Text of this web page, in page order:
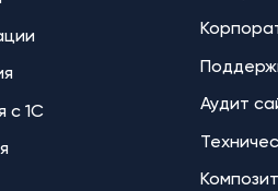
с 1С Аудит